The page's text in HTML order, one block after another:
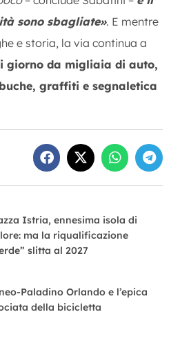
sono sbagliate». E mentre
e storia, la via continua a
giorno da migliaia di auto,
graffiti e segnaletica
Istria, ennesima isola di
ma la riqualificazione
slitta al 2027
Paladino Orlando e l’epica
della bicicletta